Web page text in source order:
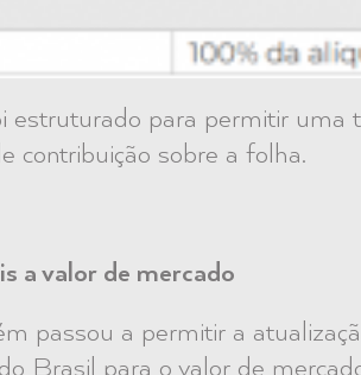
para permitir uma
contribuição sobre a folha.
a valor de mercado
passou a permitir a
Brasil para o valor de